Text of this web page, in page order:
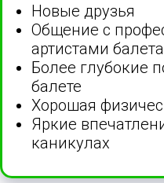
Новые друзья
Общение с
артистами балета
Более глубокие
балете
Хорошая
Яркие
каникулах